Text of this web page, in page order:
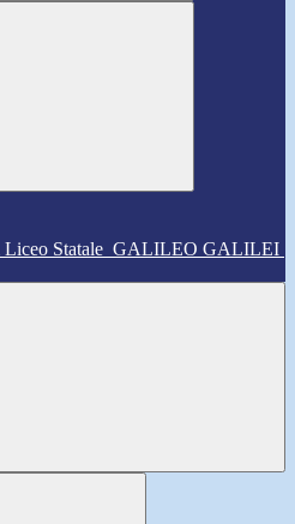
Liceo Statale GALILEO GALILEI